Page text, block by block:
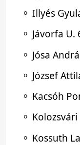
⚬ Illyés
⚬ Jávorfa U.
⚬ Jósa
⚬ József
⚬ Kacsóh
⚬ Kolozsvári
⚬ Kossuth